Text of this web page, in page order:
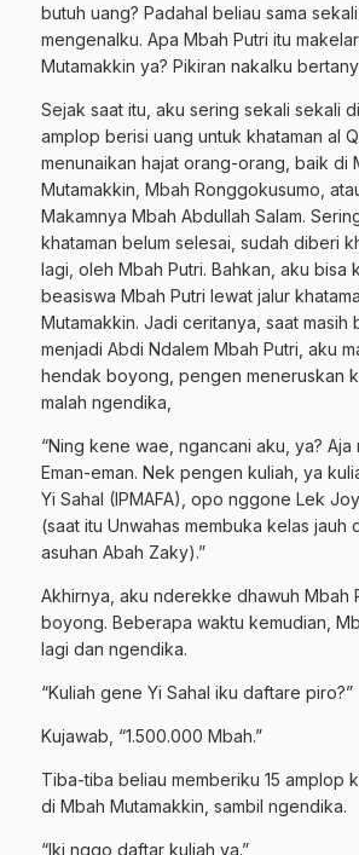
butuh uang? Padahal beliau sama
mengenalku. Apa Mbah Putri itu
Mutamakkin ya? Pikiran nakalku
Sejak saat itu, aku sering sekali sekali
amplop berisi uang untuk khataman al
menunaikan hajat orang-orang, baik di
Mutamakkin, Mbah Ronggokusumo,
Makamnya Mbah Abdullah Salam.
khataman belum selesai, sudah diberi
lagi, oleh Mbah Putri. Bahkan, aku bisa
beasiswa Mbah Putri lewat jalur
Mutamakkin. Jadi ceritanya, saat masih
menjadi Abdi Ndalem Mbah Putri, aku
hendak boyong, pengen meneruskan
malah ngendika,
“Ning kene wae, ngancani aku, ya?
Eman-eman. Nek pengen kuliah, ya
Yi Sahal (IPMAFA), opo nggone Lek
(saat itu Unwahas membuka kelas jauh
asuhan Abah Zaky).”
Akhirnya, aku nderekke dhawuh Mbah
boyong. Beberapa waktu kemudian,
lagi dan ngendika.
“Kuliah gene Yi Sahal iku daftare piro?”
Kujawab, “1.500.000 Mbah.”
Tiba-tiba beliau memberiku 15 amplop
di Mbah Mutamakkin, sambil ngendika.
“Iki nggo daftar kuliah ya.”